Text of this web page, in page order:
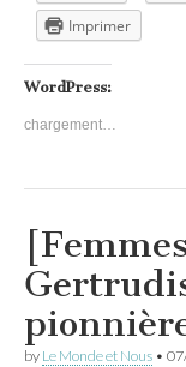
Imprimer
WordPress:
chargement…
by Le Monde et Nous •